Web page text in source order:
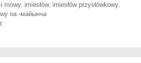
mowy, imiesłów, imiesłów przysłówkowy,
na -майынча